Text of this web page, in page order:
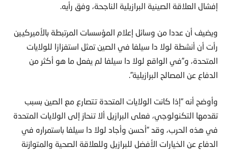
إفشال العلاقة الصينية البرازيلية الناجحة، وفق رأيه.
ويضيف أن عددا من وسائل إعلام المؤسسات المرتبطة بالأميركيين
رأت أن أنشطة لولا دا سيلفا في الصين تمثل استفزازا للولايات
المتحدة، و”في الواقع لولا دا سيلفا لم يفعل ما هو أكثر من
الدفاع عن المصالح البرازيلية”.
وأوضح أنه “إذا كانت الولايات المتحدة تتصارع مع الصين بسبب
تقدمها التكنولوجي، فعلى البرازيل ألا تنحاز إلى الولايات المتحدة
في هذه الحرب، وقد “أحسن وأجاد لولا دا سيلفا باستمراره في
الدفاع عن الخيارات الأفضل للبرازيل وللعلاقة الصحية والمتوازنة